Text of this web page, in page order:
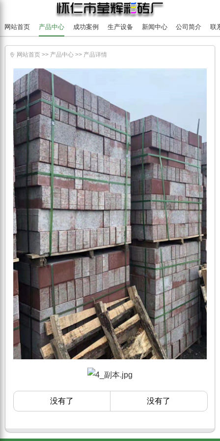
网站首页 产品中心 成功案例 生产设备 新闻中心 公司简介 联
 网站首页 >> 产品中心 >> 产品详情
没有了 没有了